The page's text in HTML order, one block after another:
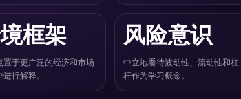
框架
置于更广泛的经济和市场
行解释。
风险意识
中立地看待波动性、流动性和杠
杆作为学习概念。